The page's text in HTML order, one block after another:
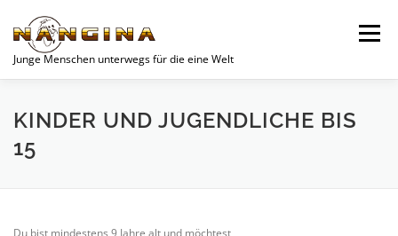
Inhalt
springen
Junge Menschen unterwegs für die eine Welt
Menü
SPENDEN AKTUELLES JUGEND VEREIN
KINDER UND JUGENDLICHE BIS
15
Du bist mindestens 9 Jahre alt und möchtest